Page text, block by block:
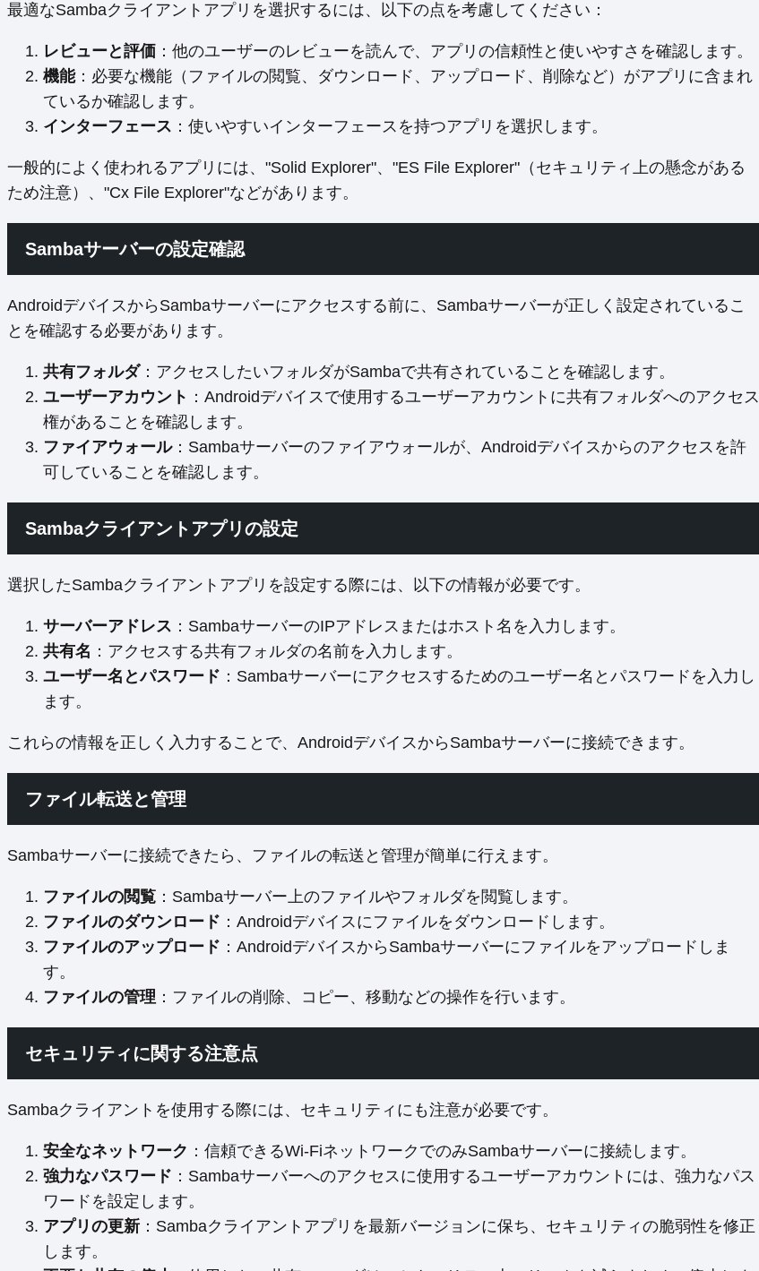
最適なSambaクライアントアプリを選択するには、以下の点を考慮してください：
レビューと評価 ：他のユーザーのレビューを読んで、アプリの信頼性と使いやすさを確認します。
機能：必要な機能（ファイルの閲覧、ダウンロード、アップロード、削除など）がアプリに含まれ
ているか確認します。
インターフェース ：使いやすいインターフェースを持つアプリを選択します。
一般的によく使われるアプリには、"Solid Explorer"、"ES File Explorer"（セキュリティ上の懸念がある
ため注意）、"Cx File Explorer"などがあります。
Sambaサーバーの設定確認
AndroidデバイスからSambaサーバーにアクセスする前に、Sambaサーバーが正しく設定されているこ
とを確認する必要があります。
共有フォルダ：アクセスしたいフォルダがSambaで共有されていることを確認します。
ユーザーアカウント ：Androidデバイスで使用するユーザーアカウントに共有フォルダへのアクセス
権があることを確認します。
ファイアウォール：Sambaサーバーのファイアウォールが、Androidデバイスからのアクセスを許
可していることを確認します。
Sambaクライアントアプリの設定
選択したSambaクライアントアプリを設定する際には、以下の情報が必要です。
サーバーアドレス ：SambaサーバーのIPアドレスまたはホスト名を入力します。
共有名 ：アクセスする共有フォルダの名前を入力します。
ユーザー名とパスワード ：Sambaサーバーにアクセスするためのユーザー名とパスワードを入力し
ます。
これらの情報を正しく入力することで、AndroidデバイスからSambaサーバーに接続できます。
ファイル転送と管理
Sambaサーバーに接続できたら、ファイルの転送と管理が簡単に行えます。
ファイルの閲覧 ：Sambaサーバー上のファイルやフォルダを閲覧します。
ファイルのダウンロード ：Androidデバイスにファイルをダウンロードします。
ファイルのアップロード ：AndroidデバイスからSambaサーバーにファイルをアップロードしま
す。
ファイルの管理 ：ファイルの削除、コピー、移動などの操作を行います。
セキュリティに関する注意点
Sambaクライアントを使用する際には、セキュリティにも注意が必要です。
安全なネットワーク ：信頼できるWi-FiネットワークでのみSambaサーバーに接続します。
強力なパスワード ：Sambaサーバーへのアクセスに使用するユーザーアカウントには、強力なパス
ワードを設定します。
アプリの更新 ：Sambaクライアントアプリを最新バージョンに保ち、セキュリティの脆弱性を修正
します。